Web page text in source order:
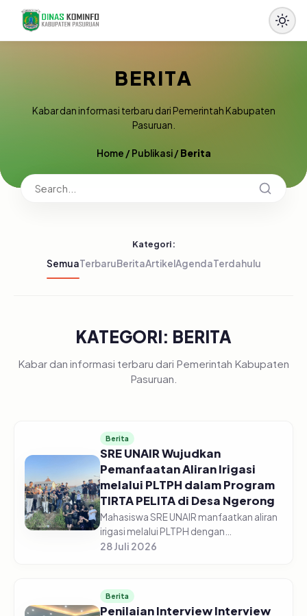
BERITA
Kabar dan informasi terbaru dari Pemerintah Kabupaten
Pasuruan.
Home /Publikasi/Berita
Kategori:
SemuaTerbaruBeritaArtikelAgendaTerdahulu
KATEGORI: BERITA
Kabar dan informasi terbaru dari Pemerintah Kabupaten
Pasuruan.
Berita
SRE UNAIR Wujudkan
Pemanfaatan Aliran Irigasi
melalui PLTPH dalam Program
TIRTA PELITA di Desa Ngerong
Mahasiswa SRE UNAIR manfaatkan aliran
irigasi melalui PLTPH dengan
memberdayakan warga Desa Ngerong di
potensi aliran...
28 Juli 2026
Berita
Penilaian Interview Interview